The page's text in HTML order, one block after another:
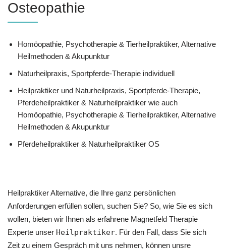
Osteopathie
‎Homöopathie, ‎Psychotherapie & ‎Tierheilpraktiker, Alternative
Heilmethoden & Akupunktur
Naturheilpraxis, Sportpferde-Therapie individuell
Heilpraktiker und Naturheilpraxis, Sportpferde-Therapie,
Pferdeheilpraktiker & Naturheilpraktiker wie auch
‎Homöopathie, ‎Psychotherapie & ‎Tierheilpraktiker, Alternative
Heilmethoden & Akupunktur
Pferdeheilpraktiker & Naturheilpraktiker OS
Heilpraktiker Alternative, die Ihre ganz persönlichen
Anforderungen erfüllen sollen, suchen Sie? So, wie Sie es sich
wollen, bieten wir Ihnen als erfahrene Magnetfeld Therapie
Experte unser Heilpraktiker. Für den Fall, dass Sie sich
Zeit zu einem Gespräch mit uns nehmen, können unsre